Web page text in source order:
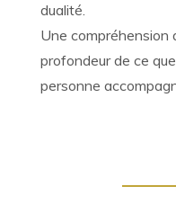
dualité.
Une compréhension
profondeur de ce
personne